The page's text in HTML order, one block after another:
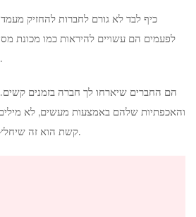
כיף לבד לא גורם לחברות להחזיק
לפעמים הם עשויים להיראות כמו מכונת
להם מאנשים שהם אוהבים.
הם החברים שיארחו לך חברה בזמנים
והאכפתיות שלהם באמצעות מעשים, לא
קשת הוא זה שיחלץ אותך בשעה 3 לפנות בוקר.